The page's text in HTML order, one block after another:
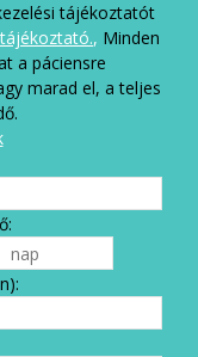
tájékoztatót
, Minden
a páciensre
marad el, a teljes